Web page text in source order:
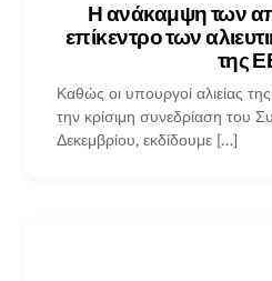
Η ανάκαμψη των
επίκεντρο των
της
Καθώς οι υπουργοί αλιείας
την κρίσιμη συνεδρίαση του
Δεκεμβρίου, εκδίδουμε [...]